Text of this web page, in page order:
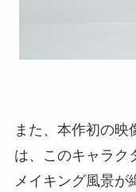
また、本作初の映
は、このキャラク
メイキング風景が